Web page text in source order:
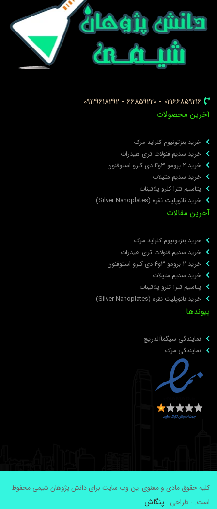
02166859216 - 66859220 - 09129618292
محصولات
خرید بنزتونیوم کلراید مرک
خرید سدیم فنولات تری هیدرات
خرید ۲ برومو ۳و۴ دی‌ کلرو استوفنون
خرید سدیم متیلات
پتاسیم تترا کلرو پلاتینات
خرید نانوپلیت نقره (Silver Nanoplates)
مقالات
خرید بنزتونیوم کلراید مرک
خرید سدیم فنولات تری هیدرات
خرید ۲ برومو ۳و۴ دی‌ کلرو استوفنون
خرید سدیم متیلات
پتاسیم تترا کلرو پلاتینات
خرید نانوپلیت نقره (Silver Nanoplates)
نمایندگی سیگماآلدریچ
نمایندگی مرک
حقوق مادی و معنوی این وب سایت برای دانش پژوهان شیمی محفوظ
- طراحی :پنگاش